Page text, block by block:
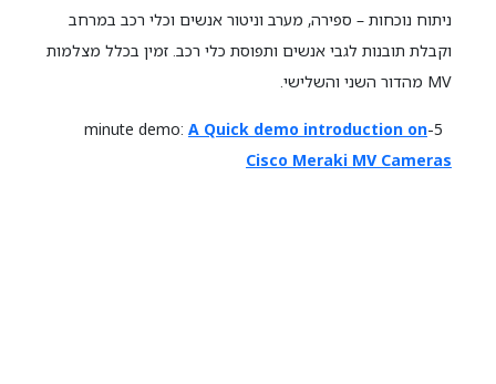
ניתוח נוכחות – ספירה, מערב וניטור אנשים וכלי רכב במרחב
וקבלת תובנות לגבי אנשים ותפוסת כלי רכב. זמין בכלל מצלמות
MV מהדור השני והשלישי.
A Quick demo introduction on
Cisco Meraki MV Cameras